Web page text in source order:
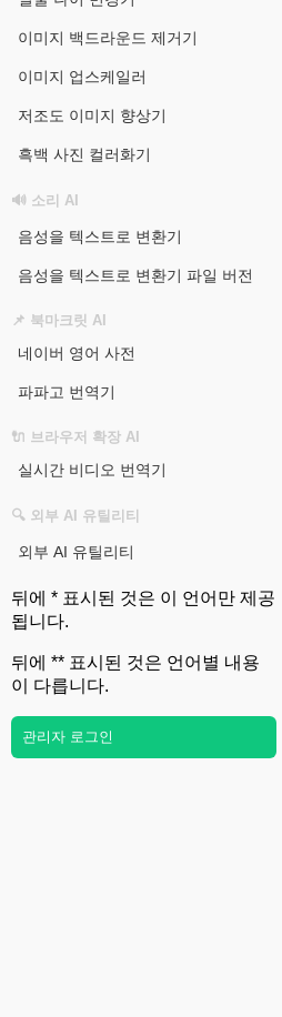
이미지 백드라운드 제거기
이미지 업스케일러
저조도 이미지 향상기
흑백 사진 컬러화기
🔊 소리 AI
음성을 텍스트로 변환기
음성을 텍스트로 변환기 파일 버전
📌 북마크릿 AI
네이버 영어 사전
파파고 번역기
🔌 브라우저 확장 AI
실시간 비디오 번역기
🔍 외부 AI 유틸리티
외부 AI 유틸리티
뒤에 * 표시된 것은 이 언어만 제공
됩니다.
뒤에 ** 표시된 것은 언어별 내용
이 다릅니다.
관리자 로그인